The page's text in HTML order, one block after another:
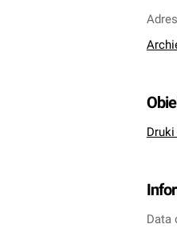
Druki
Data